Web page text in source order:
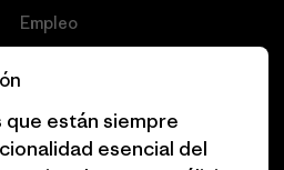
Empleo
Programa para profesionales
del sector
que están siempre
esencial del